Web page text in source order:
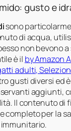
gusto e
sono
di acqua,
non bevono
è il by Amazon
adulti,
gusti diversi ed
aggiunti,
Il contenuto di
completo per la